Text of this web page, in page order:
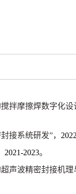
拌摩擦焊数字化
接系统研发”，
2021-2023。
波精密封接机理